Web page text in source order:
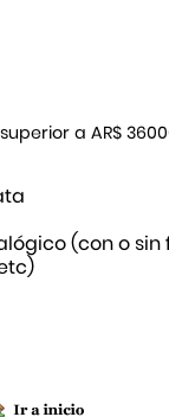
a AR$
(con o sin